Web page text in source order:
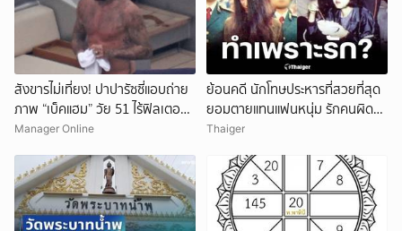
สังขารไม่เที่ยง! ปาปารัซซี่แอบถ่าย
ภาพ “เบ็คแฮม” วัย 51 ไร้ฟิลเตอร์
เผยให้เห็นผมบาง-ศีรษะล้าน
Manager Online
ย้อนคดี นักโทษประหารที่สวยที่สุด
ยอมตายแทนแฟนหนุ่ม รักคนผิด
ชีวิตดิ่งเหว
Thaiger